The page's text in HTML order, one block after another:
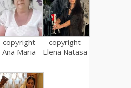
copyright
Ana Maria
copyright
Elena Natasa